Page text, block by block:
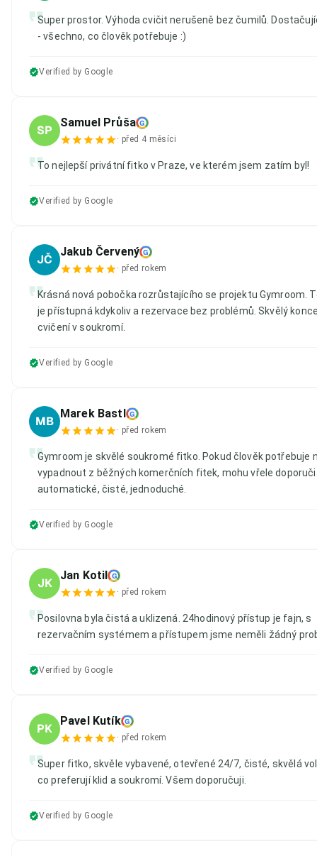
Super prostor. Výhoda cvičit nerušeně bez čumilů.
- všechno, co člověk potřebuje :)
Verified by Google
SP Samuel Průša G
· před 4 měsíci
To nejlepší privátní fitko v Praze, ve kterém jsem zatím byl!
Verified by Google
JČ Jakub Červený G
· před rokem
Krásná nová pobočka rozrůstajícího se projektu Gymroom.
je přístupná kdykoliv a rezervace bez problémů. Skvělý
cvičení v soukromí.
Verified by Google
MB Marek Bastl G
· před rokem
Gymroom je skvělé soukromé fitko. Pokud člověk potřebuje
vypadnout z běžných komerčních fitek, mohu vřele
automatické, čisté, jednoduché.
Verified by Google
JK Jan Kotil G
· před rokem
Posilovna byla čistá a uklizená. 24hodinový přístup je fajn, s
rezervačním systémem a přístupem jsme neměli žádný
Verified by Google
PK Pavel Kutík G
· před rokem
Super fitko, skvěle vybavené, otevřené 24/7, čisté, skvělá
co preferují klid a soukromí. Všem doporučuji.
Verified by Google